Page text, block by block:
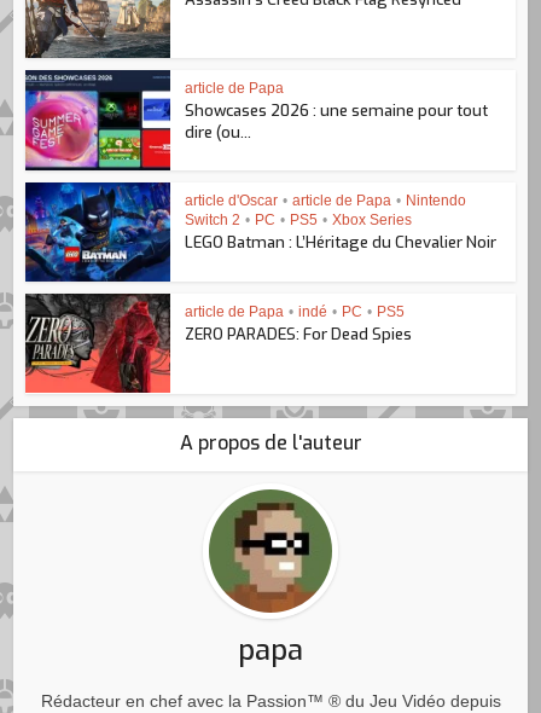
article de Papa
Showcases 2026 : une semaine pour tout
dire (ou...
article d'Oscar • article de Papa • Nintendo
Switch 2 • PC • PS5 • Xbox Series
LEGO Batman : L’Héritage du Chevalier Noir
article de Papa • indé • PC • PS5
ZERO PARADES: For Dead Spies
A propos de l'auteur
papa
Rédacteur en chef avec la Passion™ ® du Jeu Vidéo depuis